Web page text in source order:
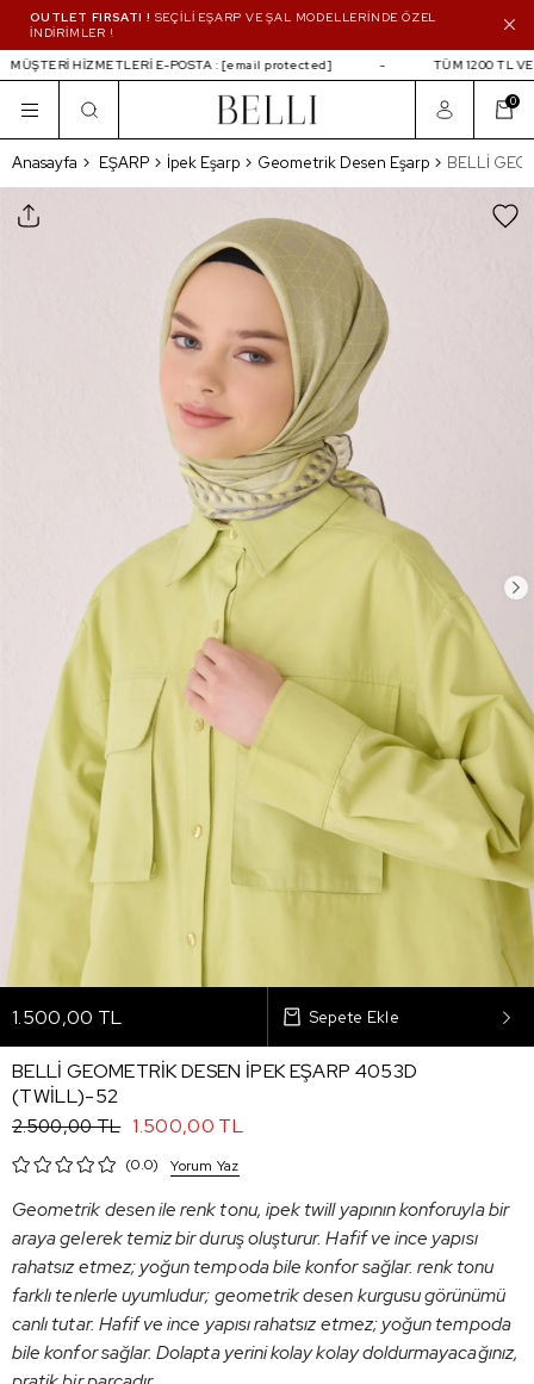
OUTLET FIRSATI ! SEÇİLİ EŞARP VE ŞAL MODELLERİNDE ÖZEL
İNDİRİMLER !
HİZMETLERİ E-POSTA :[email protected] TÜM 1200 TL VE
0
BELLİ GEOMETRİK DESEN İPEK EŞARP
Anasayfa EŞARP İpek Eşarp Geometrik Desen Eşarp
1.500,00 TL
BELLİ GEOMETRİK DESEN İPEK EŞARP 4053D
(TWİLL)-52
2.500,00 TL 1.500,00 TL
0.0 Yorum Yaz
Geometrik desen ile renk tonu, ipek twill yapının konforuyla bir
araya gelerek temiz bir duruş oluşturur. Hafif ve ince yapısı
rahatsız etmez; yoğun tempoda bile konfor sağlar. renk tonu
farklı tenlerle uyumludur; geometrik desen kurgusu görünümü
canlı tutar. Hafif ve ince yapısı rahatsız etmez; yoğun tempoda
bile konfor sağlar. Dolapta yerini kolay kolay doldurmayacağınız,